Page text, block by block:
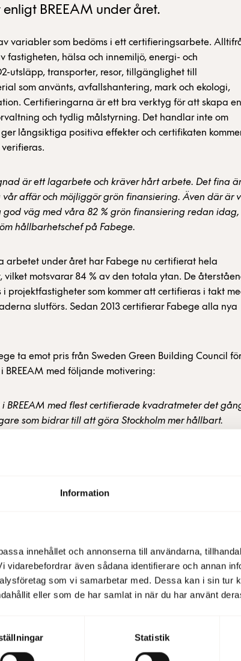
Information
innehållet och annonserna till användarna,
även sådana identifierare och annan
som vi samarbetar med. Dessa kan i sin tur
eller som de har samlat in när du har använt
Statistik
BREEAM under året.
variabler som bedöms i ett certifieringsarbete.
fastigheten, hälsa och innemiljö, energi- och
utsläpp, transporter, resor, tillgänglighet till
som använts, avfallshantering, mark och ekologi,
Certifieringarna är ett bra verktyg för att skapa en
och tydlig målstyrning. Det handlar inte om
långsiktiga positiva effekter och certifikaten
är ett lagarbete och kräver hårt arbete. Det fina
affär och möjliggör grön finansiering. Även där är
god väg med våra 82 % grön finansiering redan idag,
hållbarhetschef på Fabege.
arbetet under året har Fabege nu certifierat hela
motsvarar 84 % av den totala ytan. De
projektfastigheter som kommer att certifieras i takt
slutförs. Sedan 2013 certifierar Fabege alla nya
ta emot pris från Sweden Green Building Council för
BREEAM med följande motivering:
BREEAM med flest certifierade kvadratmeter det
som bidrar till att göra Stockholm mer hållbart.
årets fastighetsägare – Fabege.
telefon 08-555 148 54 eller 073-387 18 54